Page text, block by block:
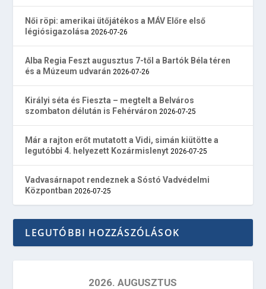
Női röpi: amerikai ütőjátékos a MÁV Előre első
légiósigazolása 2026-07-26
Alba Regia Feszt augusztus 7-től a Bartók Béla téren
és a Múzeum udvarán 2026-07-26
Királyi séta és Fieszta – megtelt a Belváros
szombaton délután is Fehérváron 2026-07-25
Már a rajton erőt mutatott a Vidi, simán kiütötte a
legutóbbi 4. helyezett Kozármislenyt 2026-07-25
Vadvasárnapot rendeznek a Sóstó Vadvédelmi
Központban 2026-07-25
LEGUTÓBBI HOZZÁSZÓLÁSOK
2026. AUGUSZTUS